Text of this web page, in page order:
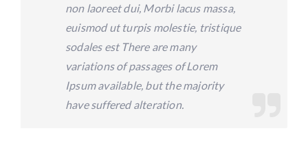
non laoreet dui, Morbi lacus massa,
euismod ut turpis molestie, tristique
sodales est There are many
variations of passages of Lorem
Ipsum available, but the majority
have suffered alteration.